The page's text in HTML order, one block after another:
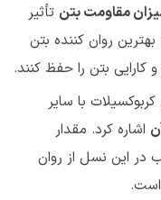
مقاومت بتن تأثیر
روان کننده بتن
کارایی بتن را حفظ کنند.
با سایر
اشاره کرد. مقدار
در این نسل از روان
است.